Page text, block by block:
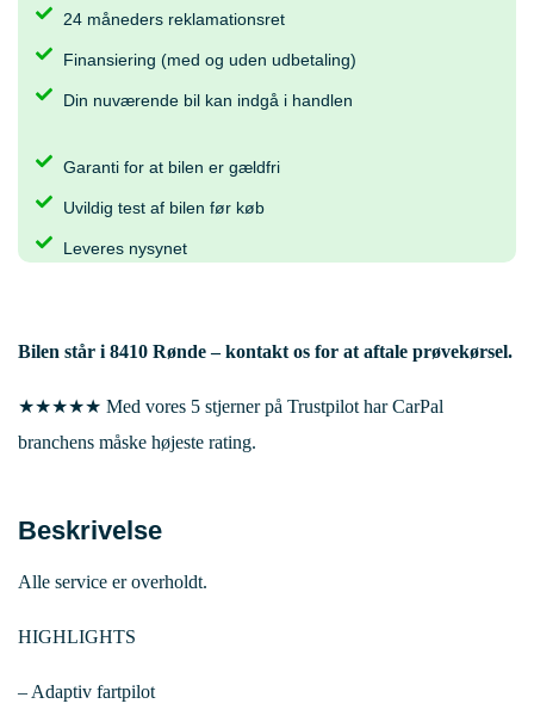
24 måneders reklamationsret
Finansiering (med og uden udbetaling)
Din nuværende bil kan indgå i handlen
Garanti for at bilen er gældfri
Uvildig test af bilen før køb
Leveres nysynet
Bilen står i 8410 Rønde– kontakt os for at aftale prøvekørsel.
★★★★★ Med vores 5 stjerner på Trustpilot har CarPal
branchens måske højeste rating.
Beskrivelse
Alle service er overholdt.
HIGHLIGHTS
– Adaptiv fartpilot